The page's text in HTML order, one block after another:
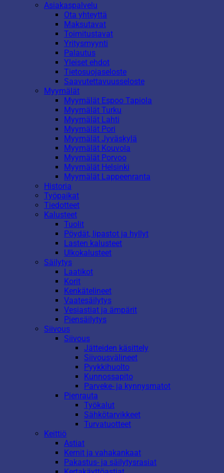
Asiakaspalvelu
Ota yhteyttä
Maksutavat
Toimitustavat
Yritysmyynti
Palautus
Yleiset ehdot
Tietosuojaseloste
Saavutettavuusseloste
Myymälät
Myymälät Espoo Tapiola
Myymälät Turku
Myymälät Lahti
Myymälät Pori
Myymälät Jyväskylä
Myymälät Kouvola
Myymälät Porvoo
Myymälät Helsinki
Myymälät Lappeenranta
Historia
Työpaikat
Tiedotteet
Kalusteet
Tuolit
Pöydät, lipastot ja hyllyt
Lasten kalusteet
Ulkokalusteet
Säilytys
Laatikot
Korit
Kenkätelineet
Vaatesäilytys
Vesiastiat ja ämpärit
Piensäilytys
Siivous
Siivous
Jätteiden käsittely
Siivousvälineet
Pyykkihuolto
Kunnossapito
Parveke- ja kynnysmatot
Pienrauta
Työkalut
Sähkötarvikkeet
Turvatuotteet
Keittiö
Astiat
Kernit ja vahakankaat
Pakastus- ja säilytysrasiat